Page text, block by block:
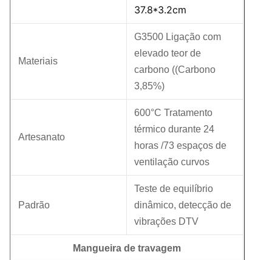
37.8*3.2cm
Materiais
G3500 Ligação com
elevado teor de
carbono ((Carbono
3,85%)
Artesanato
600°C Tratamento
térmico durante 24
horas /73 espaços de
ventilação curvos
Padrão
Teste de equilíbrio
dinâmico, detecção de
vibrações DTV
Mangueira de travagem